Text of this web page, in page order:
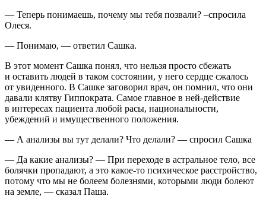
— Теперь понимаешь, почему мы тебя позвали? –спросила
Олеся.
— Понимаю, — ответил Сашка.
В этот момент Сашка понял, что нельзя просто сбежать
и оставить людей в таком состоянии, у него сердце сжалось
от увиденного. В Сашке заговорил врач, он помнил, что они
давали клятву Гиппократа. Самое главное в ней-действие
в интересах пациента любой расы, национальности,
убеждений и имущественного положения.
— А анализы вы тут делали? Что делали? — спросил Сашка
— Да какие анализы? — При переходе в астральное тело, все
болячки пропадают, а это какое-то психическое расстройство,
потому что мы не болеем болезнями, которыми люди болеют
на земле, — сказал Паша.